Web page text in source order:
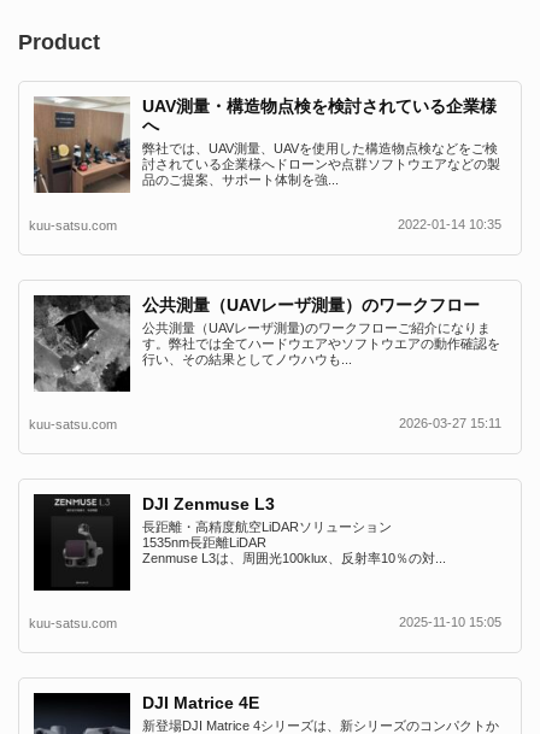
Product
UAV測量・構造物点検を検討されている企業様
へ
弊社では、UAV測量、UAVを使用した構造物点検などをご検
討されている企業様へドローンや点群ソフトウエアなどの製
品のご提案、サポート体制を強...
kuu-satsu.com 2022-01-14 10:35
公共測量（UAVレーザ測量）のワークフロー
公共測量（UAVレーザ測量)のワークフローご紹介になりま
す。弊社では全てハードウエアやソフトウエアの動作確認を
行い、その結果としてノウハウも...
kuu-satsu.com 2026-03-27 15:11
DJI Zenmuse L3
長距離・高精度航空LiDARソリューション
1535nm長距離LiDAR
Zenmuse L3は、周囲光100klux、反射率10％の対...
kuu-satsu.com 2025-11-10 15:05
DJI Matrice 4E
新登場DJI Matrice 4シリーズは、新シリーズのコンパクトか